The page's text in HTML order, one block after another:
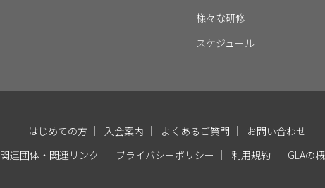
様々な研修
スケジュール
はじめての方 入会案内 よくあるご質問
お問い合わせ
関連団体・関連リンク
プライバシーポリシー 利用規約 GLAの